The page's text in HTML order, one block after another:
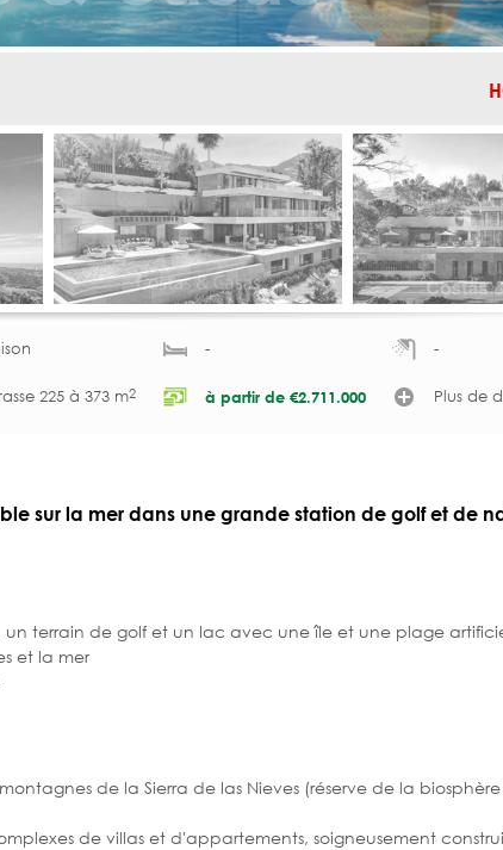
- -
225 à 373 m2 à partir de €2.711.000 Plus de
sur la mer dans une grande station de golf et de
terrain de golf et un lac avec une île et une plage
et la mer
de la Sierra de las Nieves (réserve de la biosphère
de villas et d'appartements, soigneusement